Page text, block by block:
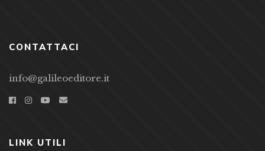
CONTATTACI
info@galileoeditore.it
LINK UTILI